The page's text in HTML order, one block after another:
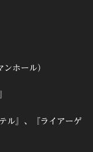
ホール）
』
ル』、『ライアーゲ